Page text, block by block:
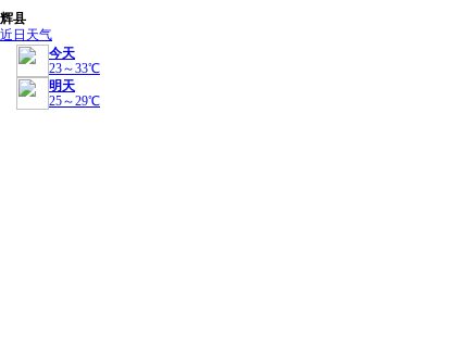
辉县
近日天气
今天
23～33℃
明天
25～29℃